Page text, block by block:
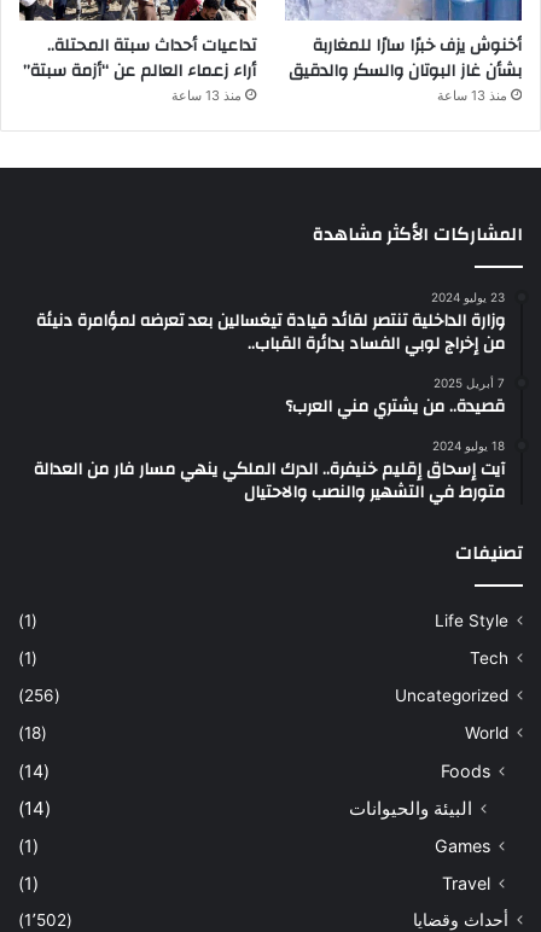
أخنوش يزف خبرًا سارًا للمغاربة
بشأن غاز البوتان والسكر والدقيق
منذ 13 ساعة
تداعيات أحداث سبتة المحتلة..
أراء زعماء العالم عن “أزمة سبتة”
منذ 13 ساعة
المشاركات الأكثر مشاهدة
23 يوليو 2024
وزارة الداخلية تنتصر لقائد قيادة تيغسالين بعد تعرضه لمؤامرة دنيئة
من إخراج لوبي الفساد بدائرة القباب..
7 أبريل 2025
قصيدة.. من يشتري مني العرب؟
18 يوليو 2024
آيت إسحاق إقليم خنيفرة.. الدرك الملكي ينهي مسار فار من العدالة
متورط في التشهير والنصب والاحتيال
تصنيفات
Life Style
(1)
Tech
(1)
Uncategorized
(256)
World
(18)
Foods
(14)
البيئة والحيوانات (14)
Games
(1)
Travel
(1)
أحداث وقضايا
(1٬502)